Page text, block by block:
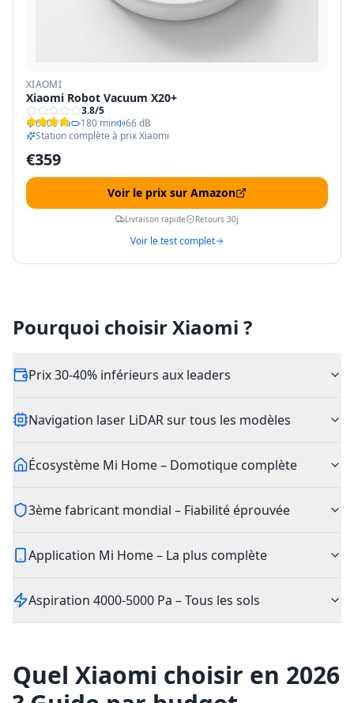
XIAOMI
Xiaomi Robot Vacuum X20+
3.8/5
6000 Pa
180 min
66 dB
Station complète à prix Xiaomi
€359
Voir le prix sur Amazon
Livraison rapide Retours 30j
Voir le test complet
Pourquoi choisir Xiaomi ?
Prix 30-40% inférieurs aux leaders
Navigation laser LiDAR sur tous les modèles
Écosystème Mi Home – Domotique complète
3ème fabricant mondial – Fiabilité éprouvée
Application Mi Home – La plus complète
Aspiration 4000-5000 Pa – Tous les sols
Quel Xiaomi choisir en 2026